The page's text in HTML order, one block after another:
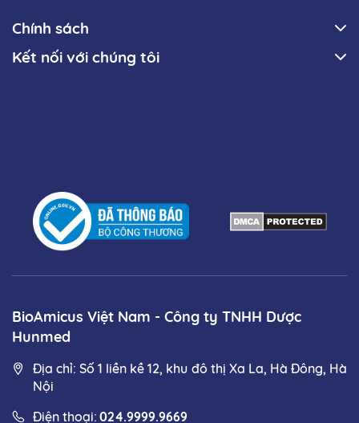
BioAmicus Việt Nam - Công ty TNHH Dược
Hunmed
Địa chỉ: Số 1 liền kề 12, khu đô thị Xa La, Hà Đông, Hà
Nội
Điện thoại: 024.9999.9669
Chính sách
Kết nối với chúng tôi